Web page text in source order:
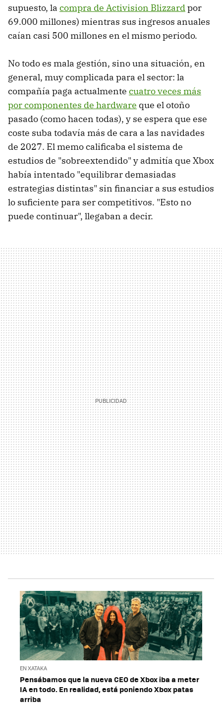
supuesto, la compra de Activision Blizzardpor
69.000 millones) mientras sus ingresos anuales
caían casi 500 millones en el mismo periodo.
No todo es mala gestión, sino una situación, en
general, muy complicada para el sector: la
compañía paga actualmente cuatro veces más
por componentes de hardware que el otoño
pasado (como hacen todas), y se espera que ese
coste suba todavía más de cara a las navidades
de 2027. El memo calificaba el sistema de
estudios de "sobreextendido" y admitía que Xbox
había intentado "equilibrar demasiadas
estrategias distintas" sin financiar a sus estudios
lo suficiente para ser competitivos. "Esto no
puede continuar", llegaban a decir.
EN XATAKA
Pensábamos que la nueva CEO de Xbox iba a meter
IA en todo. En realidad, está poniendo Xbox patas
arriba